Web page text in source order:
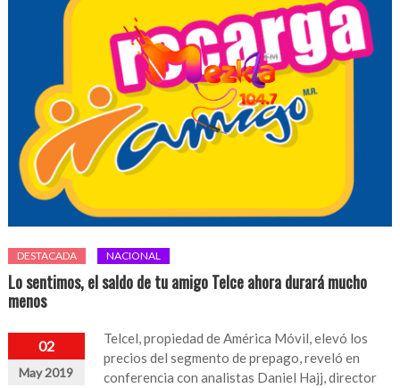
DESTACADA NACIONAL
Lo sentimos, el saldo de tu amigo Telce ahora durará mucho
menos
02
May 2019
Telcel, propiedad de América Móvil, elevó los
precios del segmento de prepago, reveló en
conferencia con analistas Daniel Hajj, director